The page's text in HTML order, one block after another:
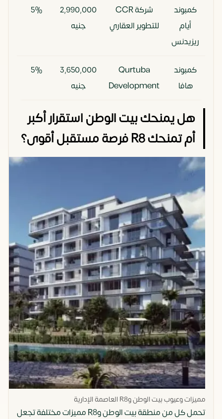
كمبوند
أيام
ريزيدنس
شركة CCR
للتطوير العقاري
2٬990٬000
جنيه
5%
كمبوند
هافا
Qurtuba
Development
3٬650٬000
جنيه
5%
هل يمنحك بيت الوطن استقرار أكبر
أم تمنحك R8 فرصة مستقبل أقوى؟
مميزات وعيوب بيت الوطن وR8 العاصمة الإدارية
تحمل كل من منطقة بيت الوطن وR8 مميزات مختلفة تجعل